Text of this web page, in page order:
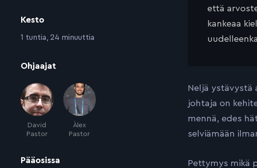
Kesto
:1 tuntia, 24 minuuttia
Ohjaajat
David
Pastor
Àlex
Pastor
Pääosissa
että
kankeaa
Neljä ystävystä
johtaja on
mennä, edes
selviämään
Pettymys mikä